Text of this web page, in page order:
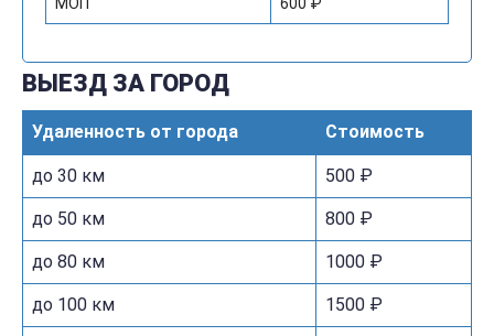
МОП 600 ₽
ВЫЕЗД ЗА ГОРОД
Удаленность от города Стоимость
до 30 км 500 ₽
до 50 км 800 ₽
до 80 км 1000 ₽
до 100 км 1500 ₽